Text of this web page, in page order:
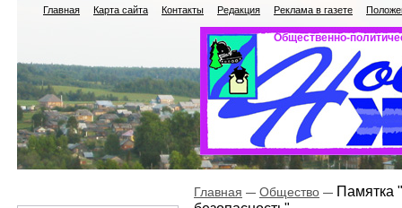
Главная Карта сайта Контакты Редакция Реклама в газете
Общественно-
Главная Общество
Памятка